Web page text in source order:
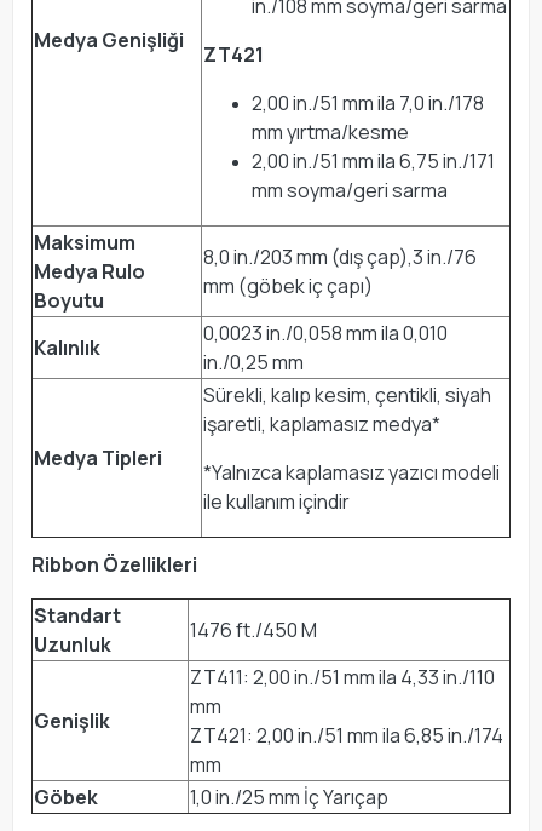
Medya Genişliği
in./108 mm soyma/geri sarma
ZT421
2,00 in./51 mm ila 7,0 in./178
mm yırtma/kesme
2,00 in./51 mm ila 6,75 in./171
mm soyma/geri sarma
Maksimum
Medya Rulo
Boyutu
8,0 in./203 mm (dış çap),3 in./76
mm (göbek iç çapı)
Kalınlık
0,0023 in./0,058 mm ila 0,010
in./0,25 mm
Medya Tipleri
Sürekli, kalıp kesim, çentikli, siyah
işaretli, kaplamasız medya*
*Yalnızca kaplamasız yazıcı modeli
ile kullanım içindir
Ribbon Özellikleri
Standart
Uzunluk
1476 ft./450 M
Genişlik
ZT411: 2,00 in./51 mm ila 4,33 in./110
mm
ZT421: 2,00 in./51 mm ila 6,85 in./174
mm
Göbek
1,0 in./25 mm İç Yarıçap